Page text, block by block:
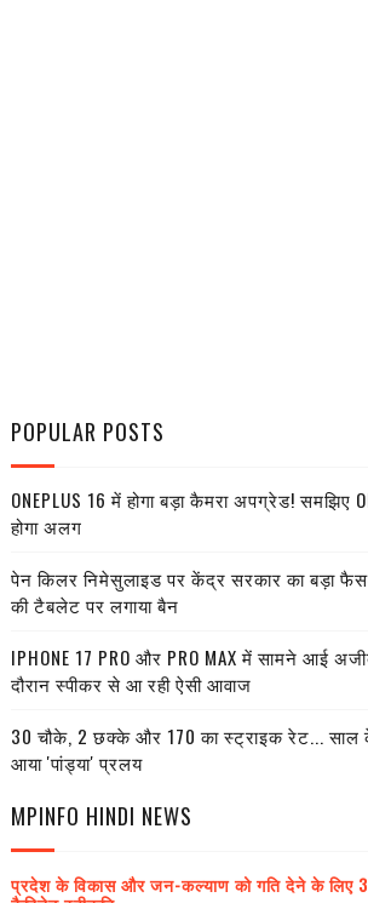
POPULAR POSTS
ONEPLUS 16 में होगा बड़ा कैमरा अपग्रेड! समझिए
होगा अलग
पेन किलर निमेसुलाइड पर केंद्र सरकार का बड़ा
की टैबलेट पर लगाया बैन
IPHONE 17 PRO और PRO MAX में सामने आई
दौरान स्पीकर से आ रही ऐसी आवाज
30 चौके, 2 छक्के और 170 का स्ट्राइक रेट... साल
आया 'पांड्या' प्रलय
MPINFO HINDI NEWS
प्रदेश के विकास और जन-कल्याण को गति देने के लिए